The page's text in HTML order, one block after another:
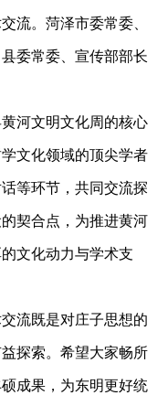
流。菏泽市委常委、
委常委、宣传部部长
河文明文化周的核心
文化领域的顶尖学者
等环节，共同交流探
契合点，为推进黄河
文化动力与学术支
流既是对庄子思想的
探索。希望大家畅所
成果，为东明更好统